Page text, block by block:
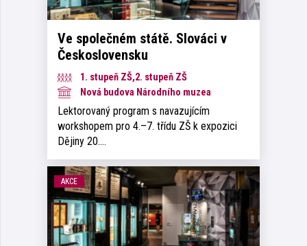
Ve společném státě. Slováci v
Československu
1. stupeň ZŠ,2. stupeň ZŠ
Nová budova Národního muzea
Lektorovaný program s navazujícím
workshopem pro 4.–7. třídu ZŠ k expozici
Dějiny 20.…
AKCE